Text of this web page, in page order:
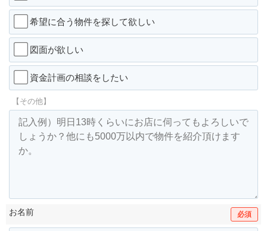
希望に合う物件を探して欲しい
図面が欲しい
資金計画の相談をしたい
【その他】
お名前 必須